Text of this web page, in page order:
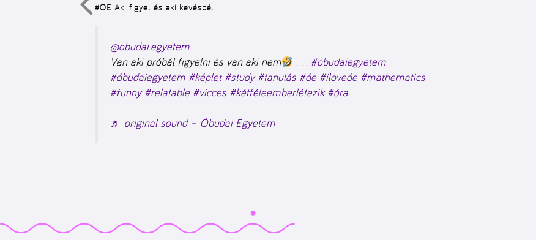
#OE Aki figyel és aki kevésbé.
@obudai.egyetem
Van aki próbál figyelni és van aki nem
. . . #obudaiegyetem
#óbudaiegyetem #képlet #study #tanulás #óe #iloveóe #mathematics
#funny #relatable #vicces #kétféleemberlétezik #óra
♬ original sound – Óbudai Egyetem